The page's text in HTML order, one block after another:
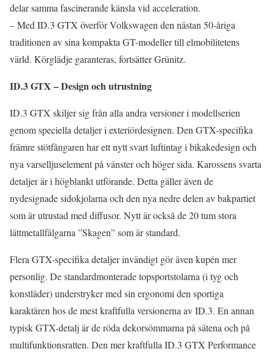
delar samma fascinerande känsla vid acceleration.
– Med ID.3 GTX överför Volkswagen den nästan 50-åriga
traditionen av sina kompakta GT-modeller till elmobilitetens
värld. Körglädje garanteras, fortsätter Grünitz.
ID.3 GTX – Design och utrustning
ID.3 GTX skiljer sig från alla andra versioner i modellserien
genom speciella detaljer i exteriördesignen. Den GTX-specifika
främre stötfångaren har ett nytt svart luftintag i bikakedesign och
nya varselljuselement på vänster och höger sida. Karossens svarta
detaljer är i högblankt utförande. Detta gäller även de
nydesignade sidokjolarna och den nya nedre delen av bakpartiet
som är utrustad med diffusor. Nytt är också de 20 tum stora
lättmetallfälgarna ”Skagen” som är standard.
Flera GTX-specifika detaljer invändigt gör även kupén mer
personlig. De standardmonterade topsportstolarna (i tyg och
konstläder) understryker med sin ergonomi den sportiga
karaktären hos de mest kraftfulla versionerna av ID.3. En annan
typisk GTX-detalj är de röda dekorsömmarna på sätena och på
multifunktionsratten. Den mer kraftfulla ID.3 GTX Performance